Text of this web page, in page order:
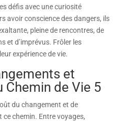
défis avec une curiosité
avoir conscience des dangers, ils
pleine de rencontres, de
et d’imprévus. Frôler les
expérience de vie.
et
Chemin de Vie 5
du changement et de
ce chemin. Entre voyages,